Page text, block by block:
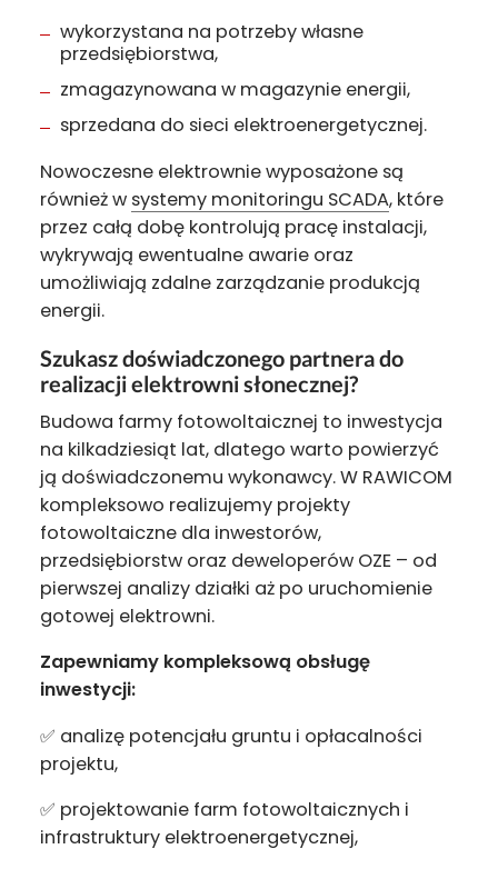
wykorzystana na potrzeby własne
przedsiębiorstwa,
zmagazynowana w magazynie energii,
sprzedana do sieci elektroenergetycznej.
Nowoczesne elektrownie wyposażone są
również w systemy monitoringu SCADA, które
przez całą dobę kontrolują pracę instalacji,
wykrywają ewentualne awarie oraz
umożliwiają zdalne zarządzanie produkcją
energii.
Szukasz doświadczonego partnera do
realizacji elektrowni słonecznej?
Budowa farmy fotowoltaicznej to inwestycja
na kilkadziesiąt lat, dlatego warto powierzyć
ją doświadczonemu wykonawcy. W RAWICOM
kompleksowo realizujemy projekty
fotowoltaiczne dla inwestorów,
przedsiębiorstw oraz deweloperów OZE – od
pierwszej analizy działki aż po uruchomienie
gotowej elektrowni.
Zapewniamy kompleksową obsługę
inwestycji:
✅ analizę potencjału gruntu i opłacalności
projektu,
✅ projektowanie farm fotowoltaicznych i
infrastruktury elektroenergetycznej,